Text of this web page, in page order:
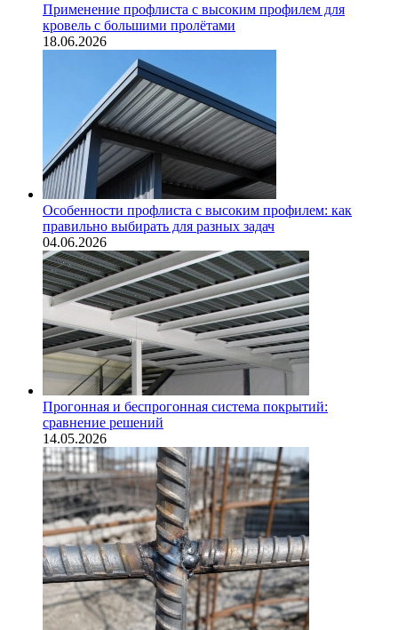
Применение профлиста с высоким профилем для
кровель с большими пролётами
18.06.2026
Особенности профлиста с высоким профилем: как
правильно выбирать для разных задач
04.06.2026
Прогонная и беспрогонная система покрытий:
сравнение решений
14.05.2026